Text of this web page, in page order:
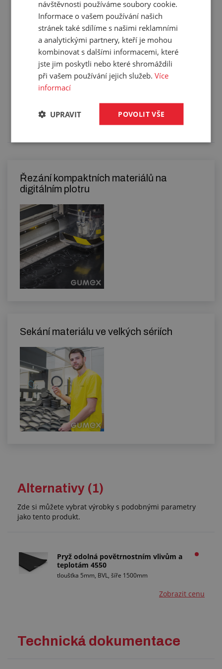
Hmotnost:
5,621 kg/m²
Balení:
14,00 m²
Služby
specifikaci budete moci upřesnit v poznámce u
Řezání kompaktních materiálů na
digitálním plotru
Sekání materiálu ve velkých sériích
Alternativy (1)
Zde si můžete vybrat výrobky s podobnými parametry
jako tento produkt.
Pryž odolná povětrnostním vlivům a
teplotám 4550
tloušťka 5mm, BVL, šíře 1500mm
Zobrazit cenu
Technická dokumentace
návštěvnosti používáme soubory cookie.
Informace o vašem používání našich
stránek také sdílíme s našimi reklamními
a analytickými partnery, kteří je mohou
kombinovat s dalšími informacemi, které
jste jim poskytli nebo které shromáždili
při vašem používání jejich služeb.Více
informací
POVOLIT VŠE
UPRAVIT